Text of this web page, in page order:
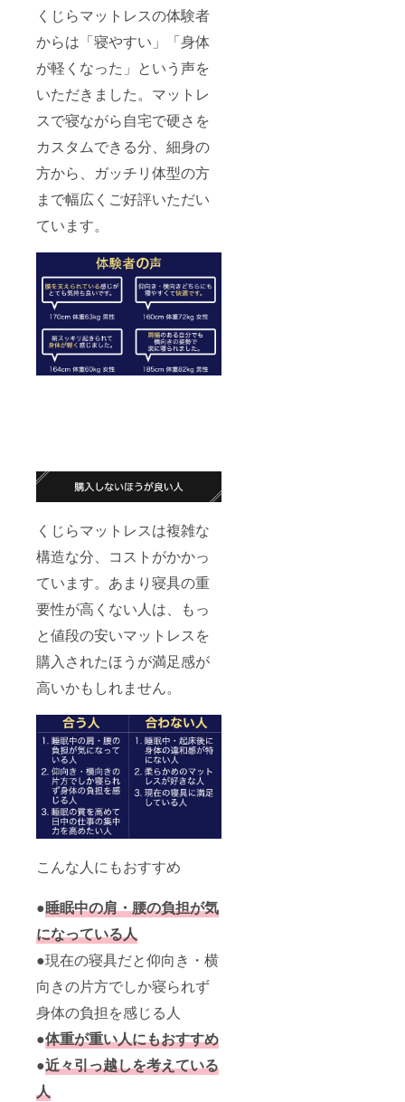
くじらマットレスの体験者
からは「寝やすい」「身体
が軽くなった」という声を
いただきました。マットレ
スで寝ながら自宅で硬さを
カスタムできる分、細身の
方から、ガッチリ体型の方
まで幅広くご好評いただい
ています。
くじらマットレスは複雑な
構造な分、コストがかかっ
ています。あまり寝具の重
要性が高くない人は、もっ
と値段の安いマットレスを
購入されたほうが満足感が
高いかもしれません。
こんな人にもおすすめ
●睡眠中の肩・腰の負担が気
になっている人
●現在の寝具だと仰向き・横
向きの片方でしか寝られず
身体の負担を感じる人
●体重が重い人にもおすすめ
●近々引っ越しを考えている
人